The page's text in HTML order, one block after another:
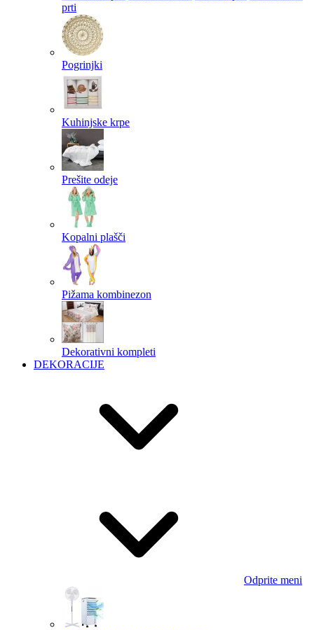
prti​
Pogrinjki
Kuhinjske krpe
Prešite odeje
Kopalni plašči
Pižama kombinezon
Dekorativni kompleti
DEKORACIJE
Odprite meni